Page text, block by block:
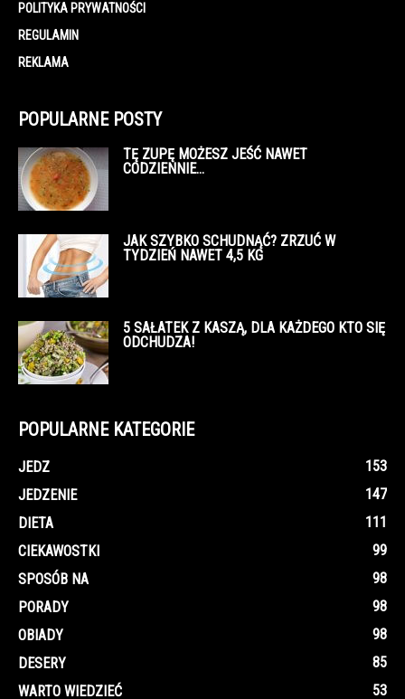
POLITYKA PRYWATNOŚCI
REGULAMIN
REKLAMA
POPULARNE POSTY
TĘ ZUPĘ MOŻESZ JEŚĆ NAWET
CODZIENNIE…
JAK SZYBKO SCHUDNĄĆ? ZRZUĆ W
TYDZIEŃ NAWET 4,5 KG
5 SAŁATEK Z KASZĄ, DLA KAŻDEGO KTO SIĘ
ODCHUDZA!
POPULARNE KATEGORIE
JEDZ
153
JEDZENIE
147
DIETA
111
CIEKAWOSTKI
99
SPOSÓB NA
98
PORADY
98
OBIADY
98
DESERY
85
WARTO WIEDZIEĆ
53